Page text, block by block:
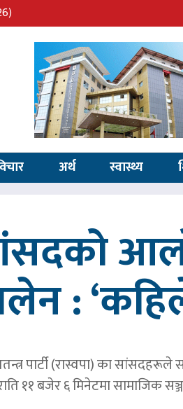
अर्थ स्वास्थ्य
:
पार्टी (रास्वपा) का
११ बजेर ६ मिनेटमा सामाजिक